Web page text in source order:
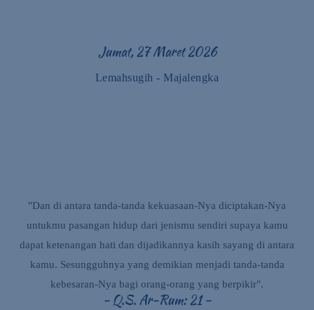
Jumat, 27 Maret 2026
Lemahsugih - Majalengka
"Dan di antara tanda-tanda kekuasaan-Nya diciptakan-Nya
untukmu pasangan hidup dari jenismu sendiri supaya kamu
dapat ketenangan hati dan dijadikannya kasih sayang di antara
kamu. Sesungguhnya yang demikian menjadi tanda-tanda
kebesaran-Nya bagi orang-orang yang berpikir".
- Q.S. Ar-Rum: 21 -